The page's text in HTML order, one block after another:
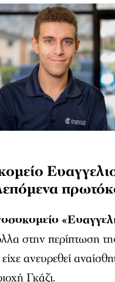
στην περίπτωση
ανευρεθεί
Γκάζι.